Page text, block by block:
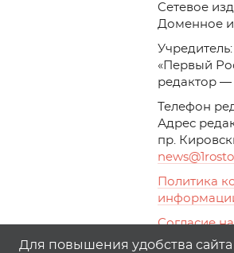
Cетевое
Доменное
«Первый
редактор —
Телефон
Адрес
пр.
news
Политика
Согласие
с помощью
Для повышения удобства